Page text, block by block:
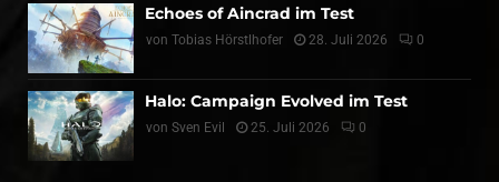
Echoes of Aincrad im Test
von Tobias Hörstlhofer 28. Juli 2026 0
Halo: Campaign Evolved im Test
von Sven Evil 25. Juli 2026 0